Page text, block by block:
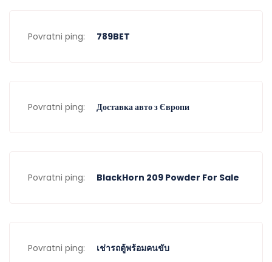
Povratni ping: 789BET
Povratni ping: Доставка авто з Європи
Povratni ping: BlackHorn 209 Powder For Sale
Povratni ping: เช่ารถตู้พร้อมคนขับ